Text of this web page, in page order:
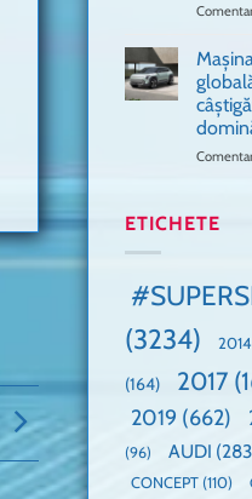
ETICHETE
(3234)
2014
(164) 2017
2019 (662)
(96)
AUDI
CONCEPT (110)